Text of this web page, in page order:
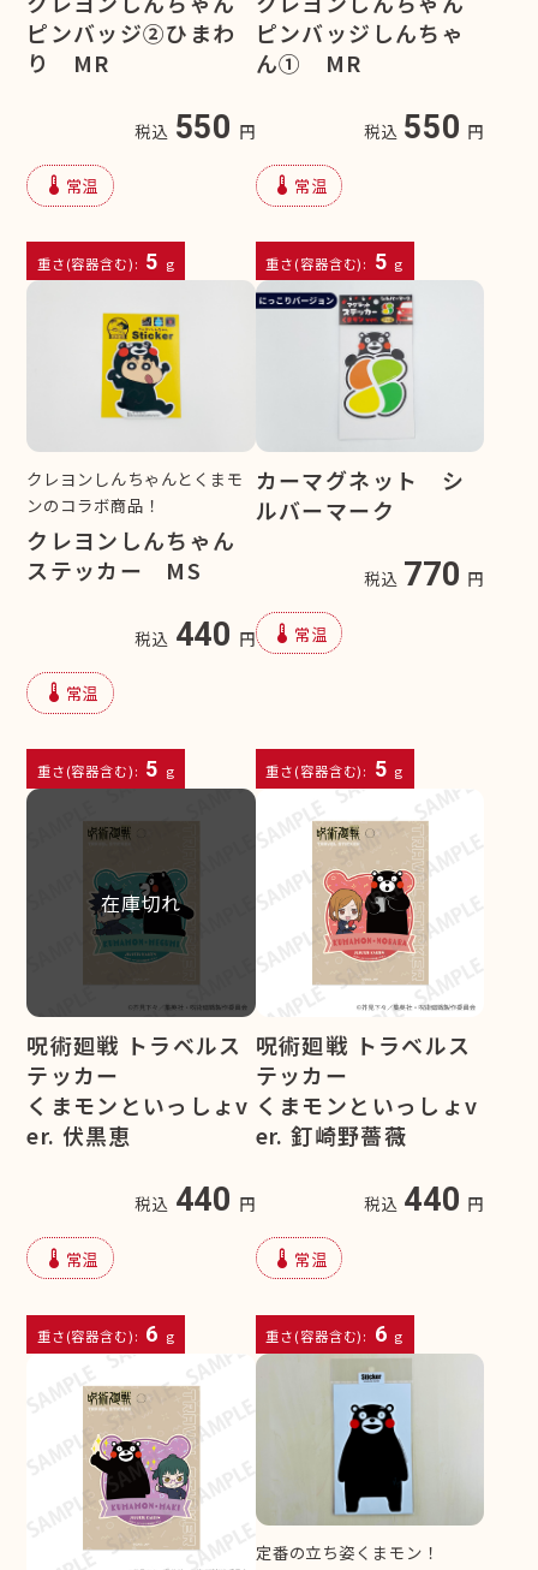
ピンバッジ②ひまわ
り MR
税込 550 円
device_thermostat 常温
重さ(容器含む): 5 g
ピンバッジしんちゃ
ん① MR
税込 550 円
device_thermostat 常温
重さ(容器含む): 5 g
クレヨンしんちゃんとくまモ
ンのコラボ商品！
クレヨンしんちゃん
ステッカー MS
税込 440 円
device_thermostat 常温
重さ(容器含む): 5 g
カーマグネット シ
ルバーマーク
税込 770 円
device_thermostat 常温
重さ(容器含む): 5 g
在庫切れ
呪術廻戦 トラベルス
テッカー
くまモンといっしょv
er. 伏黒恵
税込 440 円
device_thermostat 常温
重さ(容器含む): 6 g
呪術廻戦 トラベルス
テッカー
くまモンといっしょv
er. 釘崎野薔薇
税込 440 円
device_thermostat 常温
重さ(容器含む): 6 g
定番の立ち姿くまモン！